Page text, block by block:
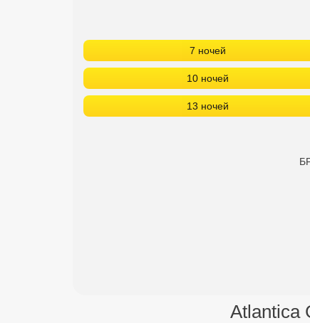
7 ночей
10 ночей
13 ночей
Atlantica